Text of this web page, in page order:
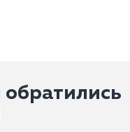
обратились